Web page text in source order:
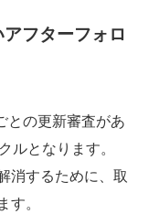
アフターフォロ
との更新審査があ
ルとなります。
消するために、取
。